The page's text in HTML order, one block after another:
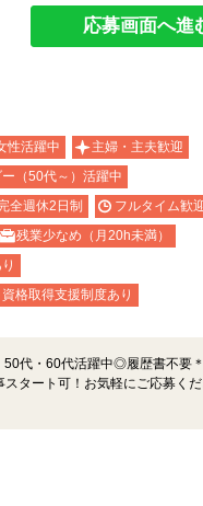
応募画面へ進
性活躍中
主婦・主夫歓迎
（50代～）活躍中
全週休2日制
フルタイム歓
残業少なめ（月20h未満）
資格取得支援制度あり
50代・60代活躍中◎履歴書不要
タート可！お気軽にご応募く